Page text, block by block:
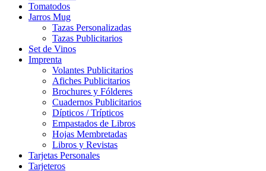
Tomatodos
Jarros Mug
Tazas Personalizadas
Tazas Publicitarios
Set de Vinos
Imprenta
Volantes Publicitarios
Afiches Publicitarios
Brochures y Fólderes
Cuadernos Publicitarios
Dípticos / Trípticos
Empastados de Libros
Hojas Membretadas
Libros y Revistas
Tarjetas Personales
Tarjeteros